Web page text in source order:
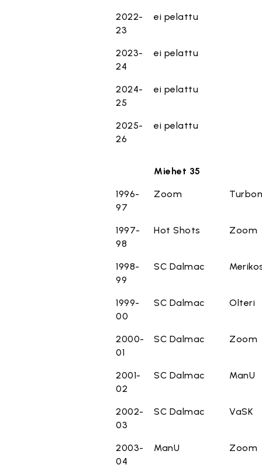
2022-
23
ei pelattu
2023-
24
ei pelattu
2024-
25
ei pelattu
2025-
26
ei pelattu
Miehet 35
1996-
97
Zoom
1997-
98
Hot Shots Zoom
1998-
99
SC Dalmac
1999-
00
SC Dalmac Olteri
2000-
01
SC Dalmac Zoom
2001-
02
SC Dalmac ManU
2002-
03
SC Dalmac VaSK
2003-
04
ManU Zoom